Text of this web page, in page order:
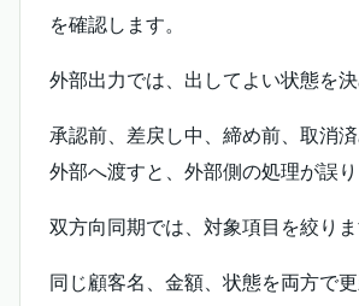
を確認します。
外部出力では、出してよい状態を決
承認前、差戻し中、締め前、取消
外部へ渡すと、外部側の処理が誤り
双方向同期では、対象項目を絞りま
同じ顧客名、金額、状態を両方で